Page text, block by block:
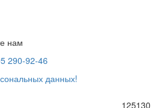
нам
290-92-46
данных!
125130